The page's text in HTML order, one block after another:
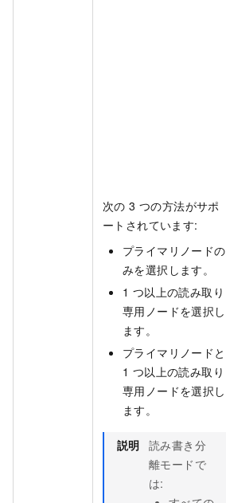
次の 3 つの方法がサポ
ートされています:
プライマリノードの
みを選択します。
1 つ以上の読み取り
専用ノードを選択し
ます。
プライマリノードと
1 つ以上の読み取り
専用ノードを選択し
ます。
説明 読み書き分
離モードで
は: